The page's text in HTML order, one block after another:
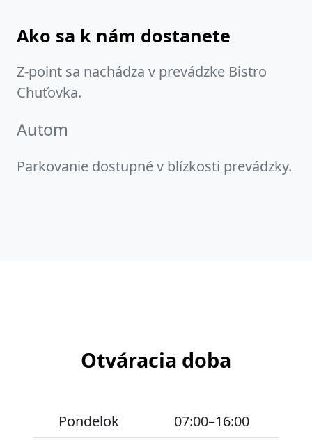
Ako sa k nám dostanete
Z-point sa nachádza v prevádzke Bistro
Chuťovka.
Autom
Parkovanie dostupné v blízkosti prevádzky.
Otváracia doba
Pondelok
07:00–16:00